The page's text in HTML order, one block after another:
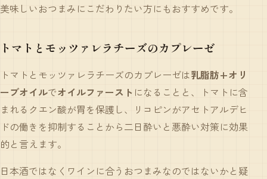
美味しいおつまみにこだわりたい方にもおすすめです。
トマトとモッツァレラチーズのカプレーゼ
トマトとモッツァレラチーズのカプレーゼは乳脂肪+オリ
ーブオイルでオイルファースト になることと、トマトに含
まれるクエン酸が胃を保護し、リコピンがアセトアルデヒ
ドの働きを抑制することから二日酔いと悪酔い対策に効果
的と言えます。
日本酒ではなくワインに合うおつまみなのではないかと疑